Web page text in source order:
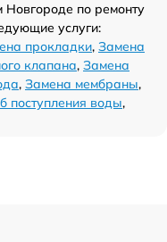
по ремонту
услуги:
прокладки, Замена
клапана, Замена
, Замена мембраны,
поступления воды,